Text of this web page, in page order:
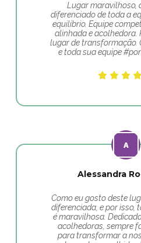
Lugar maravilhoso,
diferenciado de toda a
equilíbrio. Equipe
alinhada e acolhedora.
lugar de transformação.
e toda sua equipe
Alessandra
Como eu gosto deste
diferenciada, e por isso,
é maravilhosa.
acolhedoras, sempre
para transformar a